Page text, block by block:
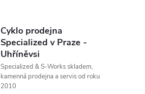
Cyklo prodejna
Specialized v Praze -
Uhříněvsi
Specialized & S-Works skladem,
kamenná prodejna a servis od roku
2010